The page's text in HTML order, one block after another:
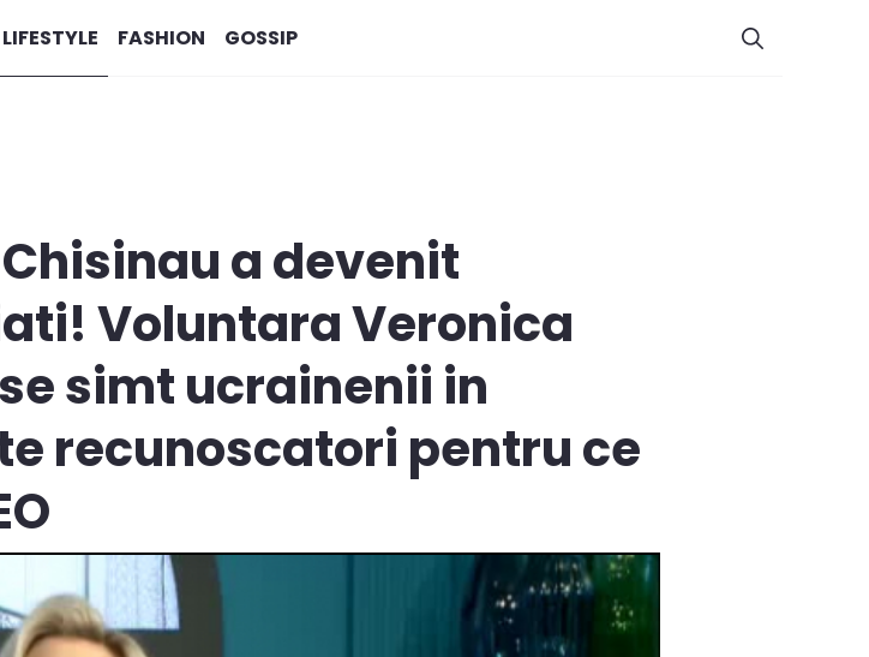
LIFESTYLE FASHION GOSSIP
a devenit
Voluntara Veronica
simt ucrainenii in
recunoscatori pentru ce